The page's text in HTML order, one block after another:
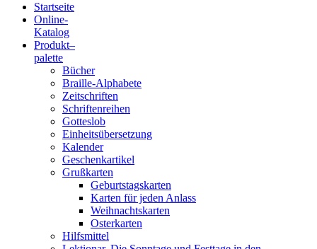
Blindenschrift-
Verlag
Druckerei
gGmbH
Startseite
Online-
Katalog
Produkt–
palette
Bücher
Braille-Alphabete
Zeitschriften
Schriftenreihen
Gotteslob
Einheitsübersetzung
Kalender
Geschenkartikel
Grußkarten
Geburtstagskarten
Karten für jeden Anlass
Weihnachtskarten
Osterkarten
Hilfsmittel